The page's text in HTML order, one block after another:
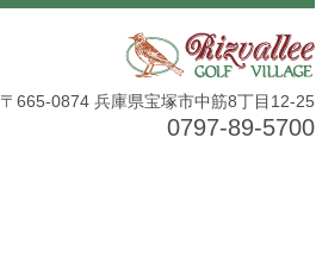
〒665-0874 兵庫県宝塚市中筋8丁目12-25
0797-89-5700